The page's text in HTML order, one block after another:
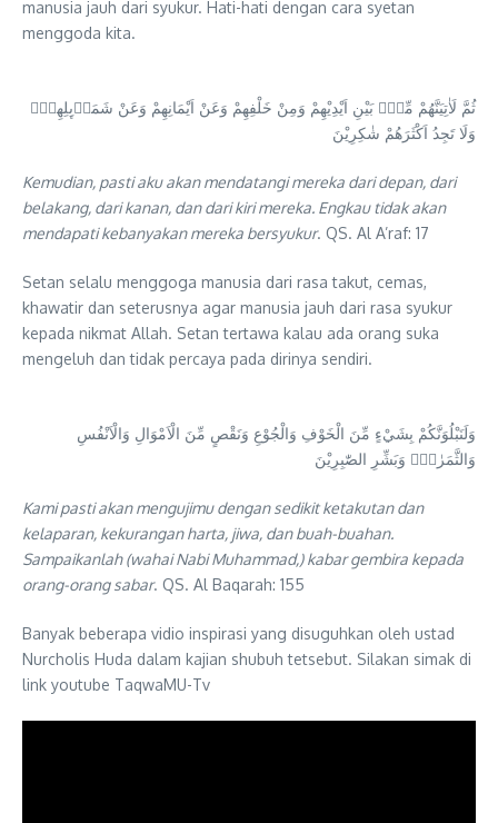
manusia jauh dari syukur. Hati-hati dengan cara syetan
menggoda kita.
ثُمَّ لَاٰتِيَنَّهُمْ مِّنْۢ بَيْنِ اَيْدِيْهِمْ وَمِنْ خَلْفِهِمْ وَعَنْ اَيْمَانِهِمْ وَعَنْ شَمَاۤىِٕلِهِمْۗ
وَلَا تَجِدُ اَكْثَرَهُمْ شٰكِرِيْنَ
Kemudian, pasti aku akan mendatangi mereka dari depan, dari
belakang, dari kanan, dan dari kiri mereka. Engkau tidak akan
mendapati kebanyakan mereka bersyukur. QS. Al A’raf: 17
Setan selalu menggoga manusia dari rasa takut, cemas,
khawatir dan seterusnya agar manusia jauh dari rasa syukur
kepada nikmat Allah. Setan tertawa kalau ada orang suka
mengeluh dan tidak percaya pada dirinya sendiri.
وَلَنَبْلُوَنَّكُمْ بِشَيْءٍ مِّنَ الْخَوْفِ وَالْجُوْعِ وَنَقْصٍ مِّنَ الْاَمْوَالِ وَالْاَنْفُسِ
وَالثَّمَرٰتِۗ وَبَشِّرِ الصّٰبِرِيْنَ
Kami pasti akan mengujimu dengan sedikit ketakutan dan
kelaparan, kekurangan harta, jiwa, dan buah-buahan.
Sampaikanlah (wahai Nabi Muhammad,) kabar gembira kepada
orang-orang sabar. QS. Al Baqarah: 155
Banyak beberapa vidio inspirasi yang disuguhkan oleh ustad
Nurcholis Huda dalam kajian shubuh tetsebut. Silakan simak di
link youtube TaqwaMU-Tv